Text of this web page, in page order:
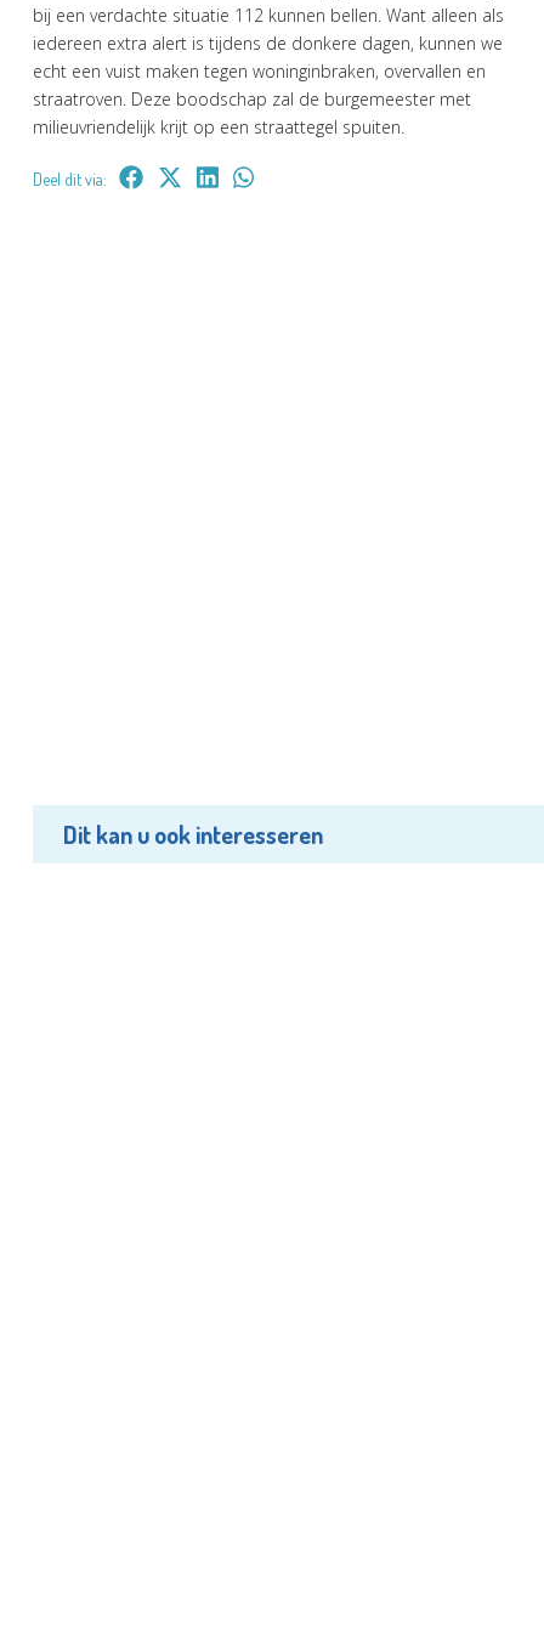
bij een verdachte situatie 112 kunnen bellen. Want alleen als
iedereen extra alert is tijdens de donkere dagen, kunnen we
echt een vuist maken tegen woninginbraken, overvallen en
straatroven. Deze boodschap zal de burgemeester met
milieuvriendelijk krijt op een straattegel spuiten.
Deel dit via:
Dit kan u ook interesseren